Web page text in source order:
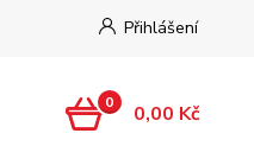
Přihlášení
0 0,00 Kč